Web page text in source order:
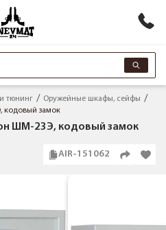
тюнинг
Оружейные шкафы, сейфы
кодовый замок
ШМ-23Э, кодовый замок
AIR-151062